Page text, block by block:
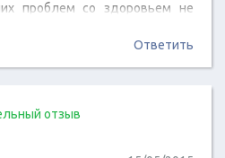
проблем со здоровьем не
но разрешают прыгать
Ответить
отзыв